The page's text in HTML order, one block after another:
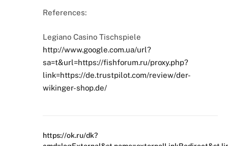
References:
Legiano Casino Tischspiele
http://www.google.com.ua/url?
sa=t&url=https://fishforum.ru/proxy.php?
link=https://de.trustpilot.com/review/der-
wikinger-shop.de/
https://ok.ru/dk?